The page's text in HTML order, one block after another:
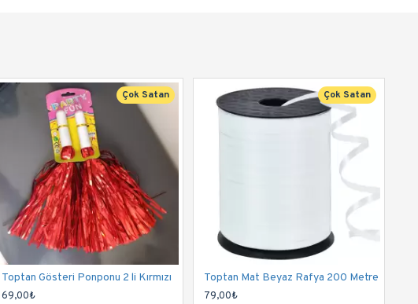
Çok Satan
Toptan Gösteri Ponponu 2 li Kırmızı
69,00₺
Çok Satan
Toptan Mat Beyaz Rafya 200 Metre
79,00₺